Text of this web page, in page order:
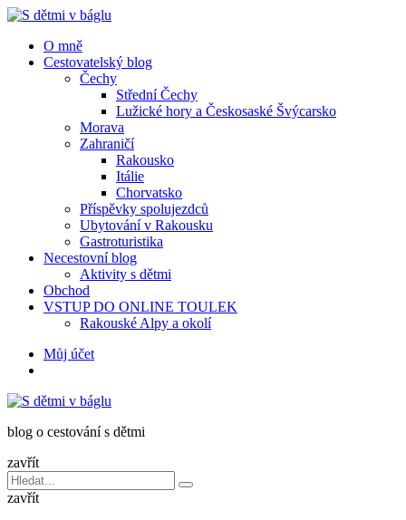
Menu
Menu
O mně
Cestovatelský blog
Čechy
Střední Čechy
Lužické hory a Českosaské Švýcarsko
Morava
Zahraničí
Rakousko
Itálie
Chorvatsko
Příspěvky spolujezdců
Ubytování v Rakousku
Gastroturistika
Necestovní blog
Aktivity s dětmi
Obchod
VSTUP DO ONLINE TOULEK
Rakouské Alpy a okolí
HledatMůj účet
v
blog o cestování s dětmi
zavřít
Vyhledávání
pro:
Hledat
zavřít